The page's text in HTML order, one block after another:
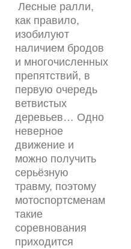
Лесные ралли,
как правило,
изобилуют
наличием бродов
и многочисленных
препятствий, в
первую очередь
ветвистых
деревьев… Одно
неверное
движение и
можно получить
серьёзную
травму, поэтому
мотоспортсменам
такие
соревнования
приходится